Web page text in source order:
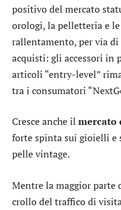
positivo del mercato
orologi, la pelletteria e
rallentamento, per via
acquisti: gli accessori in
articoli “entry-level”
tra i consumatori
Cresce anche il mercato
forte spinta sui gioielli e
pelle vintage.
Mentre la maggior parte
crollo del traffico di